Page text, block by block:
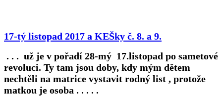
17-tý listopad 2017 a KEŠky č. 8. a 9.
. . . už je v pořadí 28-mý 17.listopad po sametové
revoluci. Ty tam jsou doby, kdy mým dětem
nechtěli na matrice vystavit rodný list , protože
matkou je osoba . . . . .